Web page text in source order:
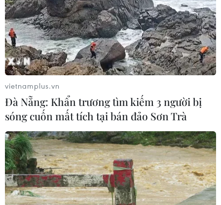
TIN CÙNG CHUYÊN MỤC
Bản Lồng - nơi văn hóa Mông hòa
nhịp cùng du lịch cộng đồng giữa
cổng trời Pha Đin
07/08/2026 08:31
vietnamplus.vn
Đà Nẵng: Khẩn trương tìm kiếm 3 người bị
sóng cuốn mất tích tại bán đảo Sơn Trà